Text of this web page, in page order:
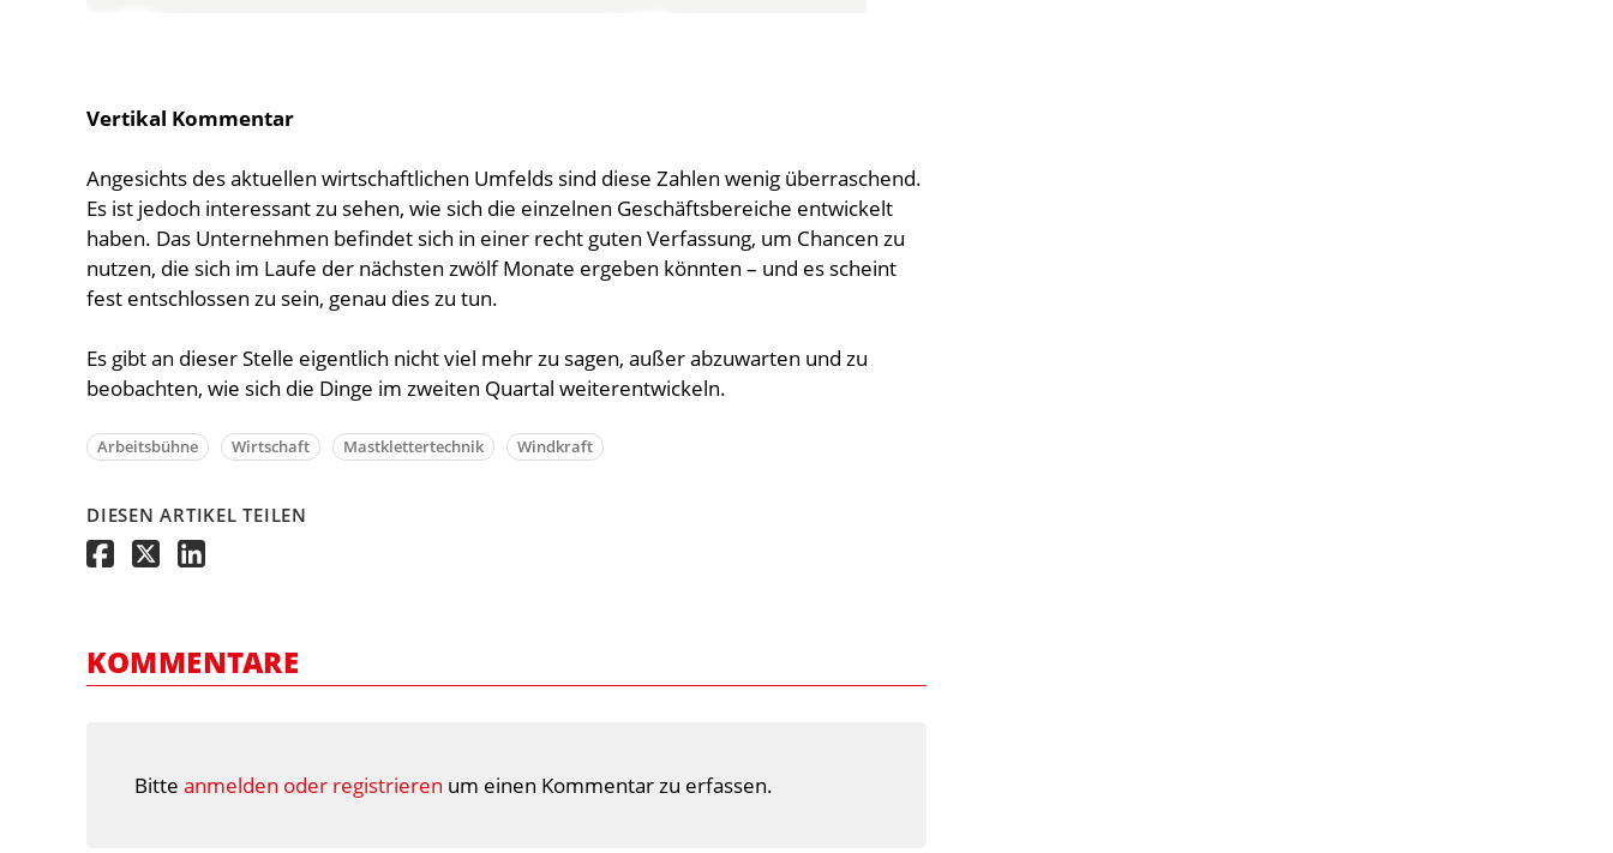
Vertikal Kommentar
Angesichts des aktuellen wirtschaftlichen Umfelds sind diese Zahlen wenig überraschend.
Es ist jedoch interessant zu sehen, wie sich die einzelnen Geschäftsbereiche entwickelt
haben. Das Unternehmen befindet sich in einer recht guten Verfassung, um Chancen zu
nutzen, die sich im Laufe der nächsten zwölf Monate ergeben könnten – und es scheint
fest entschlossen zu sein, genau dies zu tun.
Es gibt an dieser Stelle eigentlich nicht viel mehr zu sagen, außer abzuwarten und zu
beobachten, wie sich die Dinge im zweiten Quartal weiterentwickeln.
Arbeitsbühne Wirtschaft Mastklettertechnik Windkraft
DIESEN ARTIKEL TEILEN
KOMMENTARE
Bitte anmelden oder registrieren um einen Kommentar zu erfassen.